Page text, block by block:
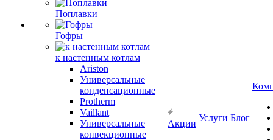
Поплавки
Гофры
к настенным котлам
Ariston
Универсальные
конденсационные
Protherm
Vaillant
Универсальные
конвекционные
Акции
Услуги Блог